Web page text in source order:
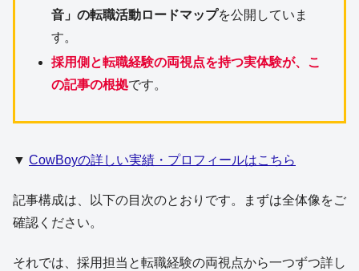
音」の転職活動ロードマップを公開していま
す。
採用側と転職経験の両視点を持つ実体験が、こ
の記事の根拠です。
▼ CowBoyの詳しい実績・プロフィールはこちら
記事構成は、以下の目次のとおりです。まずは全体像をご
確認ください。
それでは、採用担当と転職経験の両視点から一つずつ詳し